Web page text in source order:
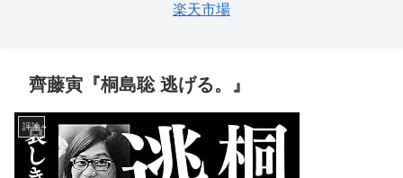
楽天市場
齊藤寅『桐島聡 逃げる。』
評論